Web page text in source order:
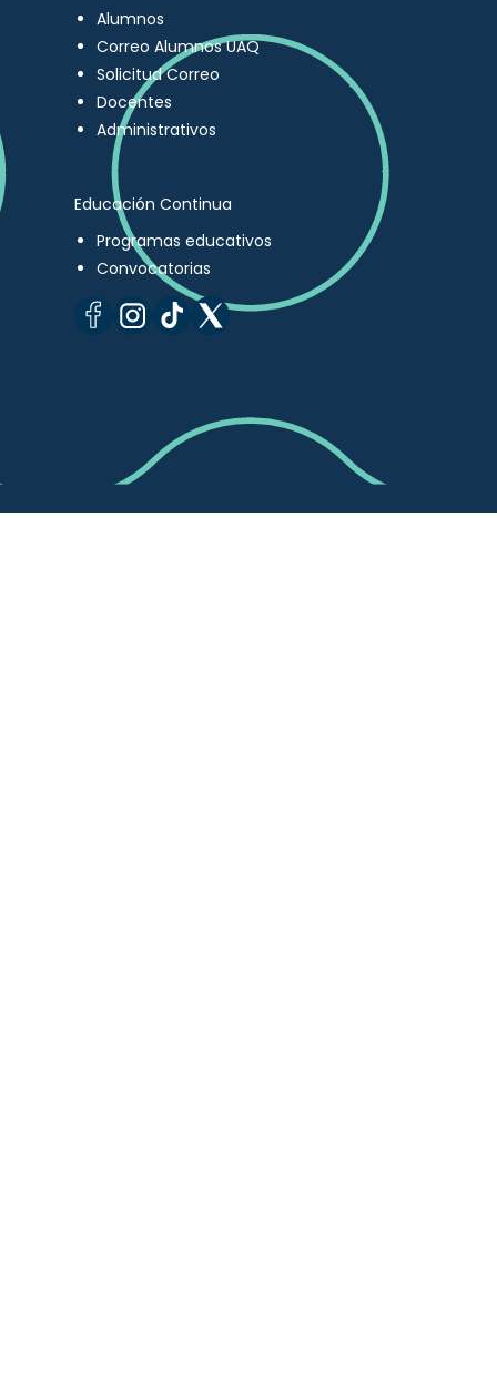
Alumnos
Correo Alumnos UAQ
Solicitud Correo
Docentes
Administrativos
Educación Continua
Programas educativos
Convocatorias